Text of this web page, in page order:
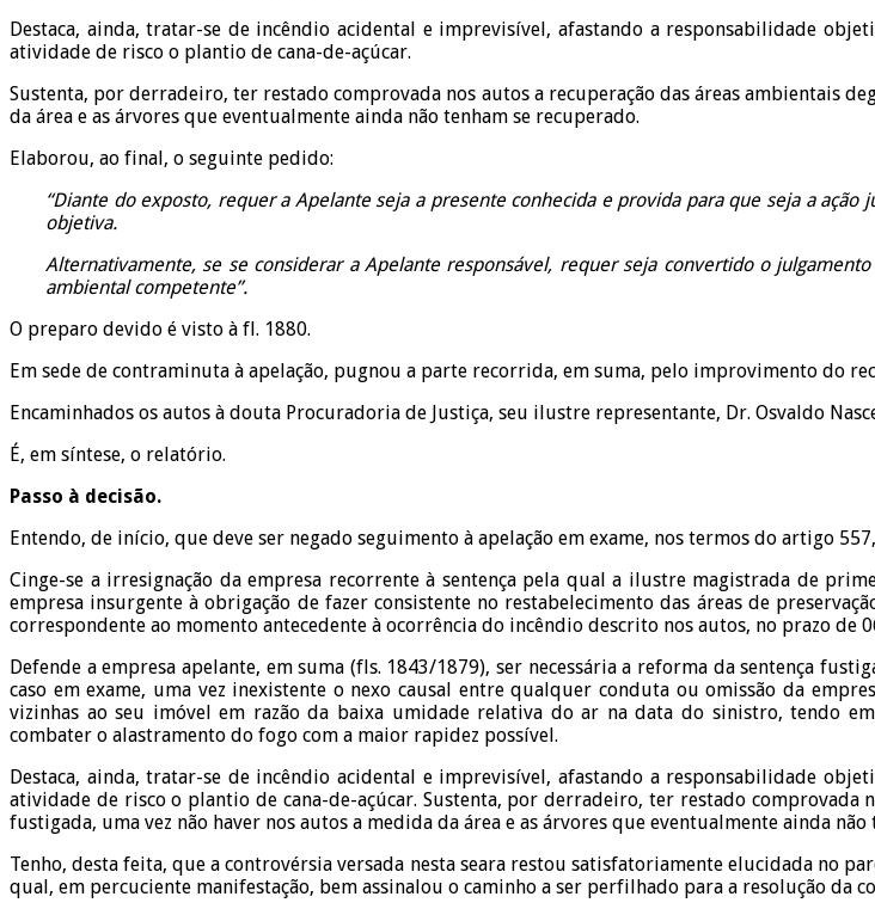
Destaca, ainda, tratar-se de incêndio acidental e imprevisível, afastando a responsabilidade
atividade de risco o plantio de cana-de-açúcar.
Sustenta, por derradeiro, ter restado comprovada nos autos a recuperação das áreas ambientais
da área e as árvores que eventualmente ainda não tenham se recuperado.
Elaborou, ao final, o seguinte pedido:
“Diante do exposto, requer a Apelante seja a presente conhecida e provida para que seja a
objetiva.
Alternativamente, se se considerar a Apelante responsável, requer seja convertido o
ambiental competente”.
O preparo devido é visto à fl. 1880.
Em sede de contraminuta à apelação, pugnou a parte recorrida, em suma, pelo improvimento do
Encaminhados os autos à douta Procuradoria de Justiça, seu ilustre representante, Dr. Osvaldo
É, em síntese, o relatório.
Passo à decisão.
Entendo, de início, que deve ser negado seguimento à apelação em exame, nos termos do artigo
Cinge-se a irresignação da empresa recorrente à sentença pela qual a ilustre magistrada de
empresa insurgente à obrigação de fazer consistente no restabelecimento das áreas de
correspondente ao momento antecedente à ocorrência do incêndio descrito nos autos, no prazo de
Defende a empresa apelante, em suma (fls. 1843/1879), ser necessária a reforma da sentença
caso em exame, uma vez inexistente o nexo causal entre qualquer conduta ou omissão da
vizinhas ao seu imóvel em razão da baixa umidade relativa do ar na data do sinistro, tendo
combater o alastramento do fogo com a maior rapidez possível.
Destaca, ainda, tratar-se de incêndio acidental e imprevisível, afastando a responsabilidade
atividade de risco o plantio de cana-de-açúcar. Sustenta, por derradeiro, ter restado comprovada
fustigada, uma vez não haver nos autos a medida da área e as árvores que eventualmente ainda não
Tenho, desta feita, que a controvérsia versada nesta seara restou satisfatoriamente elucidada no
qual, em percuciente manifestação, bem assinalou o caminho a ser perfilhado para a resolução da